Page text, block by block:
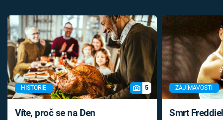
HISTORIE 5
Víte, proč se na Den
ZAJÍMAVOSTI
Smrt